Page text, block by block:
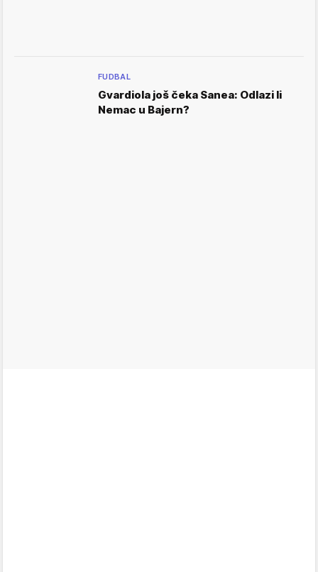
FUDBAL
Gvardiola još čeka Sanea: Odlazi li
Nemac u Bajern?